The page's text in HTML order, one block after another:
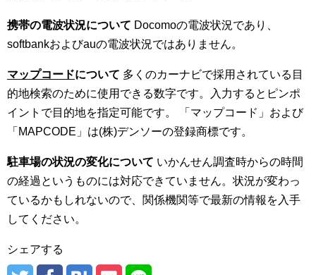
携帯の電波状況について Docomoの電波状況であり、
softbankおよびauの電波状況ではありません。
マップコードについて 多くのカーナビで採用されている目
的地検索のために使用できる数字です。入力するとピンポ
イントで目的地を指定可能です。 「マップコード」および
「MAPCODE」は(株)デンソーの登録商標です。
駐車場の状況の変化について いかんせん調査時からの時間
の経過というものには対応できていません。状況が変わっ
ているかもしれないので、関係機関等で最新の情報を入手
してください。
シェアする